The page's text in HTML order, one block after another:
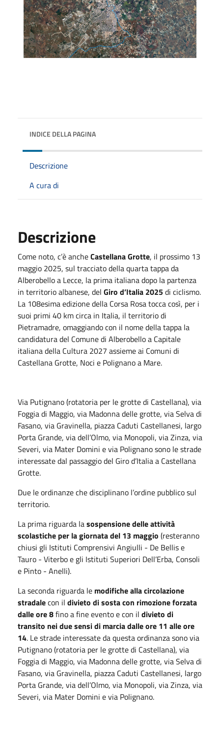
INDICE DELLA PAGINA
Descrizione
A cura di
Descrizione
Come noto, c’è ancheCastellana Grotte, il prossimo 13
maggio 2025, sul tracciato della quarta tappa da
Alberobello a Lecce, la prima italiana dopo la partenza
in territorio albanese, del Giro d’Italia 2025di ciclismo.
La 108esima edizione della Corsa Rosa tocca così, per i
suoi primi 40 km circa in Italia, il territorio di
Pietramadre, omaggiando con il nome della tappa la
candidatura del Comune di Alberobello a Capitale
italiana della Cultura 2027 assieme ai Comuni di
Castellana Grotte, Noci e Polignano a Mare.
Via Putignano (rotatoria per le grotte di Castellana), via
Foggia di Maggio, via Madonna delle grotte, via Selva di
Fasano, via Gravinella, piazza Caduti Castellanesi, largo
Porta Grande, via dell’Olmo, via Monopoli, via Zinza, via
Severi, via Mater Domini e via Polignano sono le strade
interessate dal passaggio del Giro d’Italia a Castellana
Grotte.
Due le ordinanze che disciplinano l’ordine pubblico sul
territorio.
La prima riguarda lasospensione delle attività
scolastiche per la giornata del 13 maggio (resteranno
chiusi gli Istituti Comprensivi Angiulli - De Bellis e
Tauro - Viterbo e gli Istituti Superiori Dell’Erba, Consoli
e Pinto - Anelli).
La seconda riguarda le modifiche alla circolazione
stradalecon il divieto di sosta con rimozione forzata
dalle ore 8fino a fine evento e con il divieto di
transito nei due sensi di marcia dalle ore 11 alle ore
14. Le strade interessate da questa ordinanza sono via
Putignano (rotatoria per le grotte di Castellana), via
Foggia di Maggio, via Madonna delle grotte, via Selva di
Fasano, via Gravinella, piazza Caduti Castellanesi, largo
Porta Grande, via dell’Olmo, via Monopoli, via Zinza, via
Severi, via Mater Domini e via Polignano.